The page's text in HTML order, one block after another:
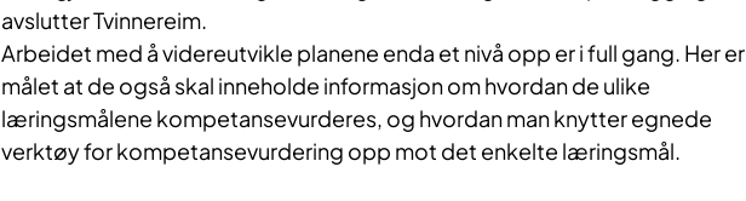
avslutter Tvinnereim.
Arbeidet med å videreutvikle planene enda et nivå opp er i full gang. Her er
målet at de også skal inneholde informasjon om hvordan de ulike
læringsmålene kompetansevurderes, og hvordan man knytter egnede
verktøy for kompetansevurdering opp mot det enkelte læringsmål.